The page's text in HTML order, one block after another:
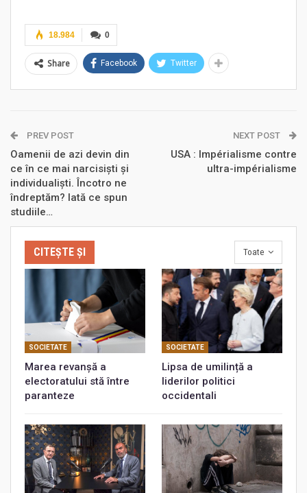
0
18.984
Share Facebook Twitter
PREV POST
Oamenii de azi devin din
ce în ce mai narcisiști și
individualiști. Încotro ne
îndreptăm? Iată ce spun
studiile…
NEXT POST
USA : Impérialisme contre
ultra-impérialisme
Toate
CITEȘTE ȘI
SOCIETATE
Marea revanșă a
electoratului stă între
paranteze
SOCIETATE
Lipsa de umilință a
liderilor politici
occidentali